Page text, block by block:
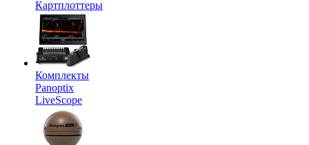
Картплоттеры
Комплекты
Panoptix
LiveScope